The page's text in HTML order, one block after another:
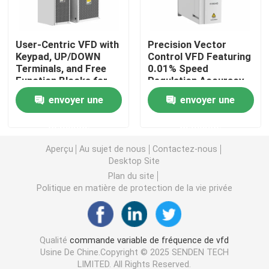
Inverseur de fréquence de vecteur
Inverseur de fréquence de VFD
Inverseur d'entraînement de fréquence
Appareil à fréquence variable pour grue
Station de recharge de véhicules électriques à
Optimisateur solaire
User-Centric VFD with
Keypad, UP/DOWN
Terminals, and Free
Function Blocks for
Easy Operation and
Setup envoyer une
Precision Vector
Control VFD Featuring
0.01% Speed
Regulation Accuracy
and <5ms Torque
Responseenvoyer une
Aperçu Au sujet de nous
Contactez-nous
Desktop Site
Plan du site
Politique en matière de protection de la vie privée
Qualitécommande variable de fréquence de vfd
Usine De Chine.Copyright © 2025 SENDEN TECH
LIMITED. All Rights Reserved.